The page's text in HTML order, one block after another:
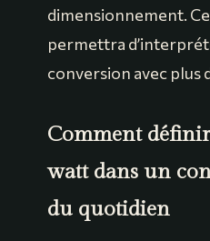
dimensionnement.
permettra
conversion avec plus
Comment
watt dans un
du quotidien